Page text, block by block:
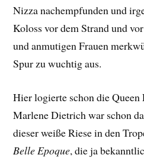
Nizza nachempfunden und
Koloss vor dem Strand und
und anmutigen Frauen
Spur zu wuchtig aus.
Hier logierte schon die
Marlene Dietrich war schon
dieser weiße Riese in den
Belle Epoque, die ja